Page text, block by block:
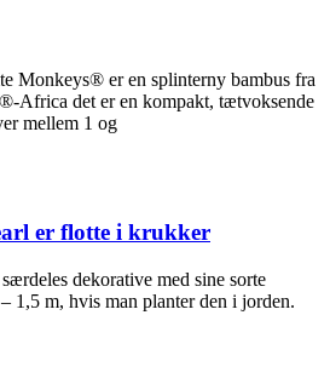
Monkeys® er en splinterny bambus fra
Africa det er en kompakt, tætvoksende
mellem 1 og
er flotte i krukker
dekorative med sine sorte
1,5 m, hvis man planter den i jorden.